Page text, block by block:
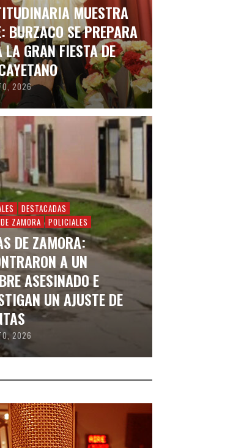
MUESTRA
BURZACO SE PREPARA
LA GRAN FIESTA DE
2026
DESTACADAS
ZAMORA
POLICIALES
DE ZAMORA:
A UN
ASESINADO E
UN AJUSTE DE
2026